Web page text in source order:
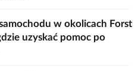
w okolicach Forst
uzyskać pomoc po